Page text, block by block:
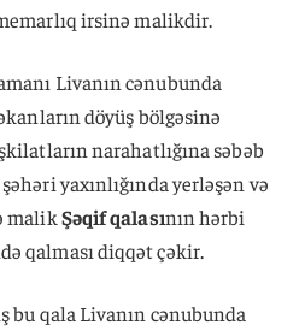
irsinə malikdir.
Livanın cənubunda
döyüş bölgəsinə
narahatlığına səbəb
yaxınlığında yerləşən və
malikŞəqif qalasının hərbi
qalması diqqət çəkir.
bu qala Livanın cənubunda